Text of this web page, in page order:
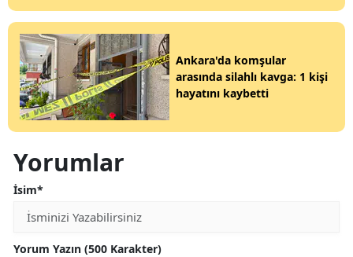
Ankara'da komşular
arasında silahlı kavga: 1 kişi
hayatını kaybetti
Yorumlar
İsim*
Yorum Yazın (500 Karakter)